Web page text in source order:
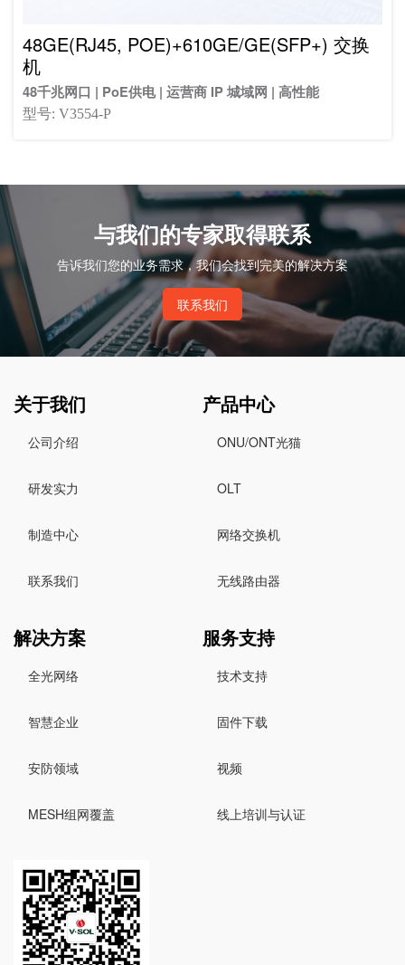
48GE(RJ45, POE)+610GE/GE(SFP+) 交换
机
48千兆网口 | PoE供电 | 运营商 IP 城域网 | 高性能
型号: V3554-P
与我们的专家取得联系
告诉我们您的业务需求，我们会找到完美的解决方案
联系我们
关于我们
公司介绍
研发实力
制造中心
联系我们
产品中心
ONU/ONT光猫
OLT
网络交换机
无线路由器
解决方案
全光网络
智慧企业
安防领域
MESH组网覆盖
服务支持
技术支持
固件下载
视频
线上培训与认证